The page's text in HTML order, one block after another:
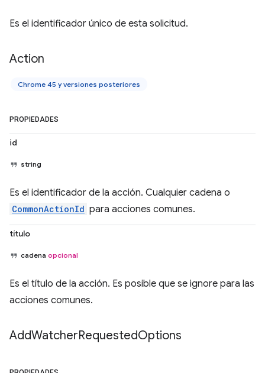
Es el identificador único de esta solicitud.
Action
Chrome 45 y versiones posteriores
PROPIEDADES
id
string
Es el identificador de la acción. Cualquier cadena o
CommonActionId para acciones comunes.
título
cadena opcional
Es el título de la acción. Es posible que se ignore para las
acciones comunes.
AddWatcherRequestedOptions